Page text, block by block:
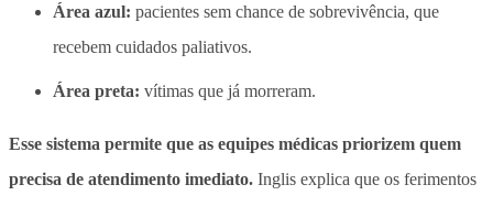
Área azul: pacientes sem chance de sobrevivência, que
recebem cuidados paliativos.
Área preta: vítimas que já morreram.
Esse sistema permite que as equipes médicas priorizem quem
precisa de atendimento imediato. Inglis explica que os ferimentos